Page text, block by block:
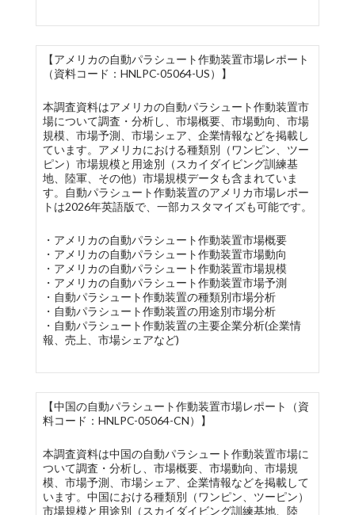
【アメリカの自動パラシュート作動装置市場レポート
（資料コード：HNLPC-05064-US）】
本調査資料はアメリカの自動パラシュート作動装置市
場について調査・分析し、市場概要、市場動向、市場
規模、市場予測、市場シェア、企業情報などを掲載し
ています。アメリカにおける種類別（ワンピン、ツー
ピン）市場規模と用途別（スカイダイビング訓練基
地、陸軍、その他）市場規模データも含まれていま
す。自動パラシュート作動装置のアメリカ市場レポー
トは2026年英語版で、一部カスタマイズも可能です。
・アメリカの自動パラシュート作動装置市場概要
・アメリカの自動パラシュート作動装置市場動向
・アメリカの自動パラシュート作動装置市場規模
・アメリカの自動パラシュート作動装置市場予測
・自動パラシュート作動装置の種類別市場分析
・自動パラシュート作動装置の用途別市場分析
・自動パラシュート作動装置の主要企業分析(企業情
報、売上、市場シェアなど)
【中国の自動パラシュート作動装置市場レポート（資
料コード：HNLPC-05064-CN）】
本調査資料は中国の自動パラシュート作動装置市場に
ついて調査・分析し、市場概要、市場動向、市場規
模、市場予測、市場シェア、企業情報などを掲載して
います。中国における種類別（ワンピン、ツーピン）
市場規模と用途別（スカイダイビング訓練基地、陸